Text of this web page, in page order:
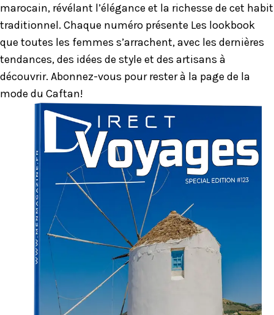
marocain, révélant l’élégance et la richesse de cet habit
traditionnel. Chaque numéro présente Les lookbook
que toutes les femmes s’arrachent, avec les dernières
tendances, des idées de style et des artisans à
découvrir. Abonnez-vous pour rester à la page de la
mode du Caftan!